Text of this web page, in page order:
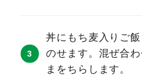
丼にもち麦入りご
のせます。混ぜ合
まをちらします。